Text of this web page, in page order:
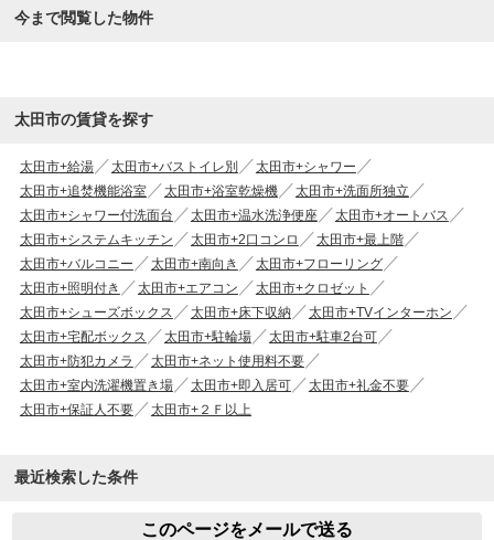
今まで閲覧した物件
太田市の賃貸を探す
太田市+給湯 太田市+バストイレ別
太田市+シャワー
太田市+追焚機能浴室
太田市+浴室乾燥機
太田市+洗面所独立
太田市+シャワー付洗面台
太田市+温水洗浄便座
太田市+オートバス
太田市+システムキッチン
太田市+2口コンロ
太田市+最上階
太田市+バルコニー
太田市+南向き
太田市+フローリング
太田市+照明付き
太田市+エアコン
太田市+クロゼット
太田市+シューズボックス
太田市+床下収納
太田市+TVインターホン
太田市+宅配ボックス
太田市+駐輪場
太田市+駐車2台可
太田市+防犯カメラ
太田市+ネット使用料不要
太田市+室内洗濯機置き場
太田市+即入居可
太田市+礼金不要
太田市+保証人不要
太田市+２Ｆ以上
最近検索した条件
このページをメールで送る